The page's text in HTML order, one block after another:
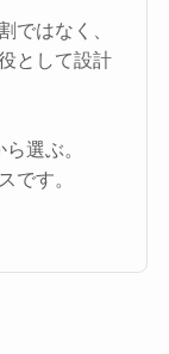
ではなく、
として設計
選ぶ。
です。